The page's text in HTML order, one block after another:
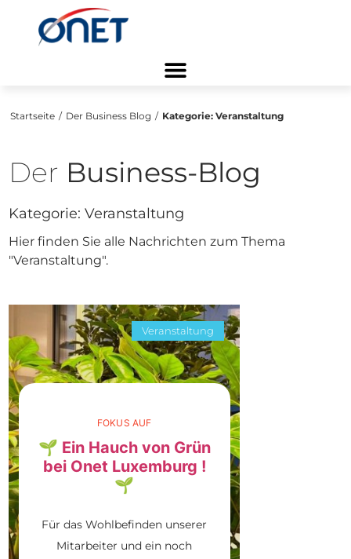
Startseite / Der Business Blog / Kategorie:Veranstaltung
Der Business-Blog
Kategorie:Veranstaltung
Hier finden Sie alle Nachrichten zum Thema
"Veranstaltung".
Veranstaltung
FOKUS AUF
🌱 Ein Hauch von Grün
bei Onet Luxemburg !
🌱
Für das Wohlbefinden unserer
Mitarbeiter und ein noch